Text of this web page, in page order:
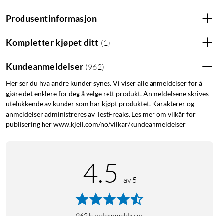
Produsentinformasjon
Kompletter kjøpet ditt (1 )
Kundeanmeldelser (962)
Her ser du hva andre kunder synes. Vi viser alle anmeldelser for å
gjøre det enklere for deg å velge rett produkt. Anmeldelsene skrives
utelukkende av kunder som har kjøpt produktet. Karakterer og
anmeldelser administreres av TestFreaks. Les mer om vilkår for
publisering her www.kjell.com/no/vilkar/kundeanmeldelser
4.5 av 5